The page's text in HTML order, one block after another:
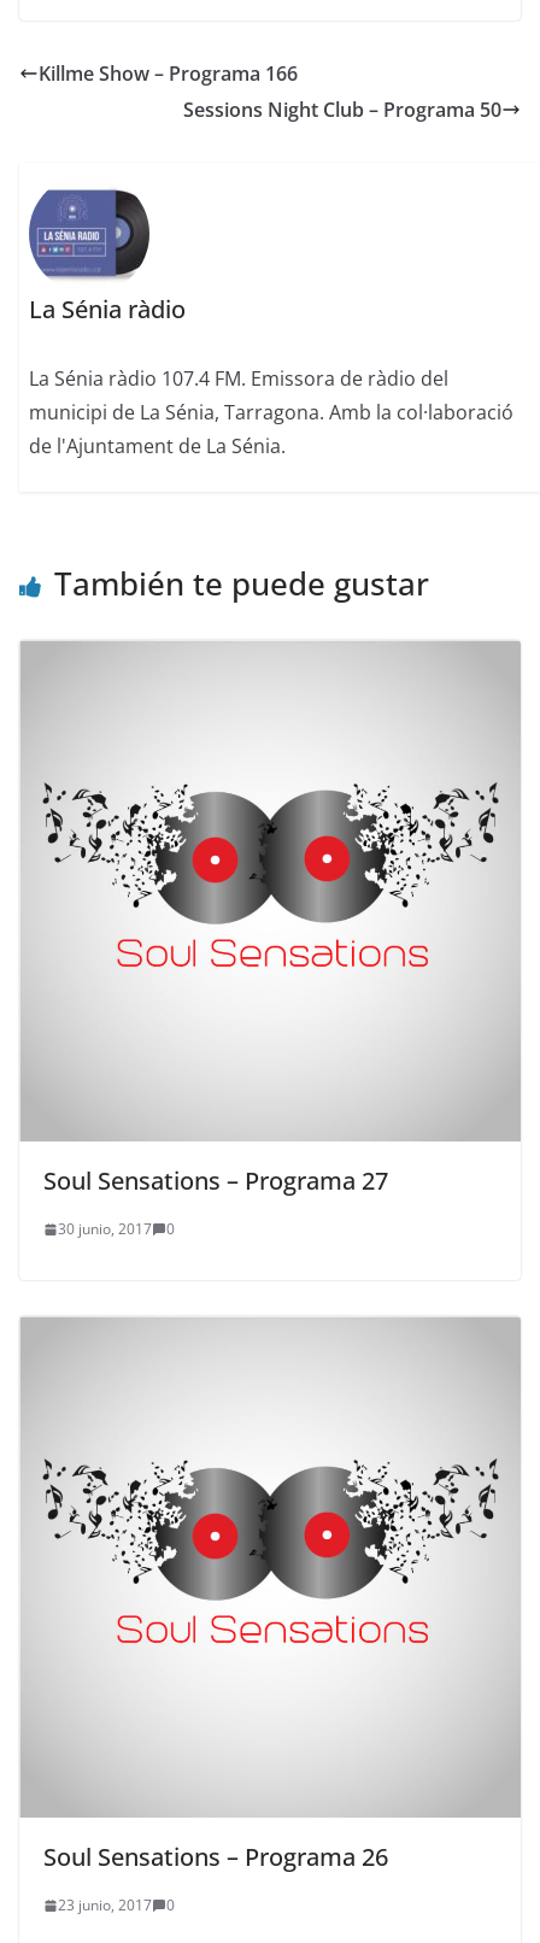
Killme Show – Programa 166
Sessions Night Club – Programa 50
La Sénia ràdio
La Sénia ràdio 107.4 FM. Emissora de ràdio del
municipi de La Sénia, Tarragona. Amb la col·laboració
de l'Ajuntament de La Sénia.
También te puede gustar
Soul Sensations – Programa 27
30 junio, 2017 0
Soul Sensations – Programa 26
23 junio, 2017 0